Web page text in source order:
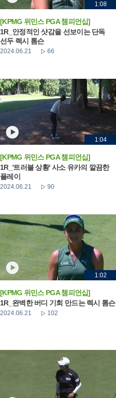
1:08
[KPMG 위민스 PGA 챔피언십]
1R_안정적인 샷감을 선보이는 단독
선두 렉시 톰슨
2024.06.21 66
1:04
[KPMG 위민스 PGA 챔피언십]
1R_'트러블 상황' 사소 유카의 깔끔한
플레이
2024.06.21 90
1:02
[KPMG 위민스 PGA 챔피언십]
1R_완벽한 버디 기회 만드는 렉시 톰슨
2024.06.21 102